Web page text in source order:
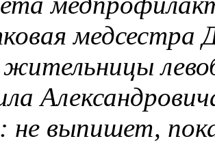
не выпишет,